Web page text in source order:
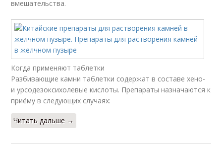
вмешательства.
Когда применяют таблетки
Разбивающие камни таблетки содержат в составе хено-
и урсодезоксихолевые кислоты. Препараты назначаются к
приёму в следующих случаях:
Читать дальше →